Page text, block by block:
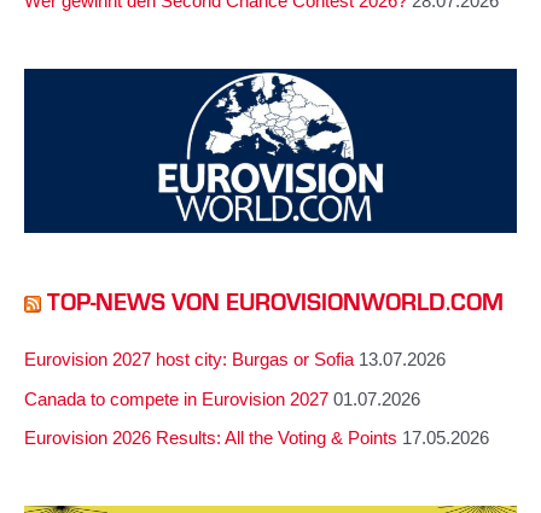
TOP-NEWS VON EUROVISIONWORLD.COM
Eurovision 2027 host city: Burgas or Sofia 13.07.2026
Canada to compete in Eurovision 2027 01.07.2026
Eurovision 2026 Results: All the Voting & Points 17.05.2026